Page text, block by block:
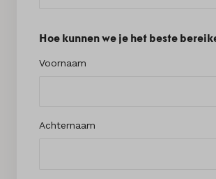
Hoe kunnen we je het beste
Voornaam
Achternaam